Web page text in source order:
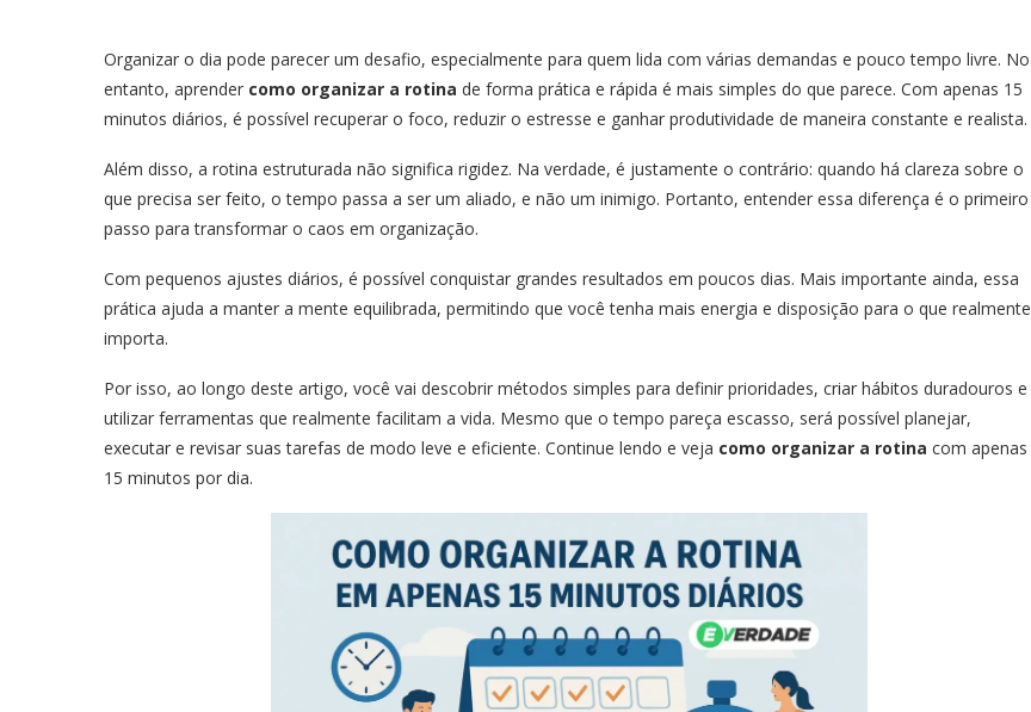
Organizar o dia pode parecer um desafio, especialmente para quem lida com várias demandas e pouco tempo livre. No
entanto, aprender como organizar a rotina de forma prática e rápida é mais simples do que parece. Com apenas 15
minutos diários, é possível recuperar o foco, reduzir o estresse e ganhar produtividade de maneira constante e realista.
Além disso, a rotina estruturada não significa rigidez. Na verdade, é justamente o contrário: quando há clareza sobre o
que precisa ser feito, o tempo passa a ser um aliado, e não um inimigo. Portanto, entender essa diferença é o primeiro
passo para transformar o caos em organização.
Com pequenos ajustes diários, é possível conquistar grandes resultados em poucos dias. Mais importante ainda, essa
prática ajuda a manter a mente equilibrada, permitindo que você tenha mais energia e disposição para o que realmente
importa.
Por isso, ao longo deste artigo, você vai descobrir métodos simples para definir prioridades, criar hábitos duradouros e
utilizar ferramentas que realmente facilitam a vida. Mesmo que o tempo pareça escasso, será possível planejar,
executar e revisar suas tarefas de modo leve e eficiente. Continue lendo e veja como organizar a rotina com apenas
15 minutos por dia.